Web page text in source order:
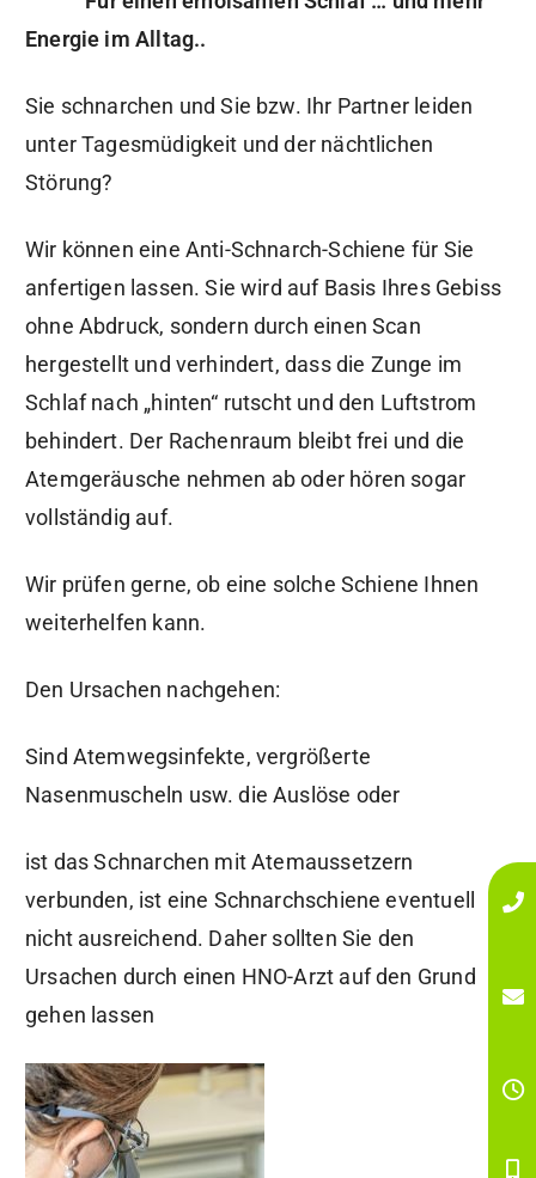
Energie im Alltag..
Sie schnarchen und Sie bzw. Ihr Partner leiden
unter Tagesmüdigkeit und der nächtlichen
Störung?
Wir können eine Anti-Schnarch-Schiene für Sie
anfertigen lassen. Sie wird auf Basis Ihres Gebiss
ohne Abdruck, sondern durch einen Scan
hergestellt und verhindert, dass die Zunge im
Schlaf nach „hinten“ rutscht und den Luftstrom
behindert. Der Rachenraum bleibt frei und die
Atemgeräusche nehmen ab oder hören sogar
vollständig auf.
Wir prüfen gerne, ob eine solche Schiene Ihnen
weiterhelfen kann.
Den Ursachen nachgehen:
Sind Atemwegsinfekte, vergrößerte
Nasenmuscheln usw. die Auslöse oder
ist das Schnarchen mit Atemaussetzern
verbunden, ist eine Schnarchschiene eventuell
nicht ausreichend. Daher sollten Sie den
Ursachen durch einen HNO-Arzt auf den Grund
gehen lassen